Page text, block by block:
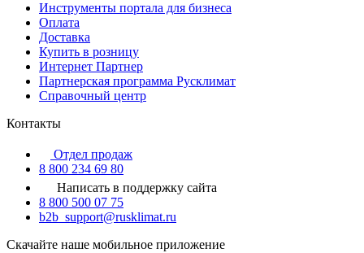
Инструменты портала для бизнеса
Оплата
Доставка
Купить в розницу
Интернет Партнер
Партнерская программа Русклимат
Справочный центр
Контакты
Отдел продаж
8 800 234 69 80
Написать в поддержку сайта
8 800 500 07 75
b2b_support@rusklimat.ru
Скачайте наше мобильное приложение